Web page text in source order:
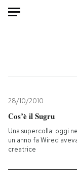
Mondo
Politica
Tecnologia
Internet
28/10/2010
Cos’è il Sugru
Una supercolla: oggi
un anno fa Wired
creatrice